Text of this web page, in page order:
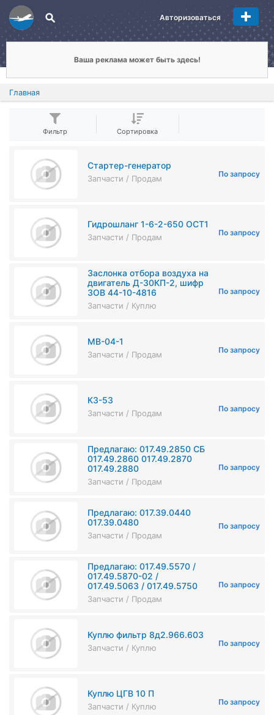
Авторизоваться
Ваша реклама может быть здесь!
Главная
Фильтр Сортировка
Стартер-генератор
Запчасти / Продам По запросу
Гидрошланг 1-6-2-650 ОСТ1
Запчасти / Продам По запросу
Заслонка отбора воздуха на
двигатель Д-30КП-2, шифр
ЗОВ 44-10-4816
Запчасти / Куплю
По запросу
МВ-04-1
Запчасти / Продам По запросу
К3-53
Запчасти / Продам По запросу
Предлагаю: 017.49.2850 СБ
017.49.2860 017.49.2870
017.49.2880
Запчасти / Продам
По запросу
Предлагаю: 017.39.0440
017.39.0480
Запчасти / Продам
По запросу
Предлагаю: 017.49.5570 /
017.49.5870-02 /
017.49.5063 / 017.49.5750
Запчасти / Продам
По запросу
Куплю фильтр 8д2.966.603
Запчасти / Куплю По запросу
Куплю ЦГВ 10 П
Запчасти / Куплю По запросу